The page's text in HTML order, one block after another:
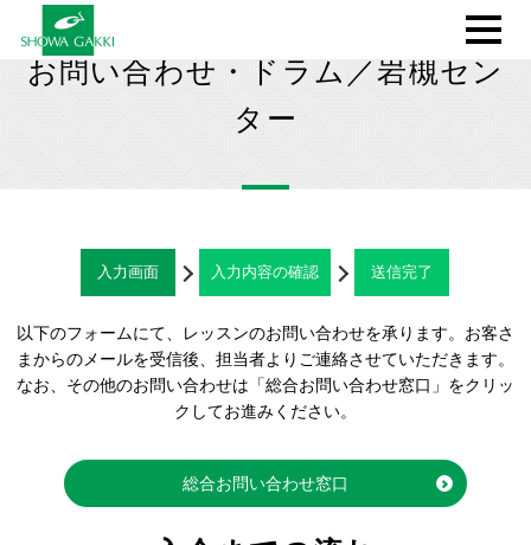
お問い合わせ・ドラム／岩槻セン
ター
入力画面 入力内容の確認 送信完了
以下のフォームにて、レッスンのお問い合わせを承ります。お客さ
まからのメールを受信後、担当者よりご連絡させていただきます。
なお、その他のお問い合わせは「総合お問い合わせ窓口」をクリッ
クしてお進みください。
総合お問い合わせ窓口